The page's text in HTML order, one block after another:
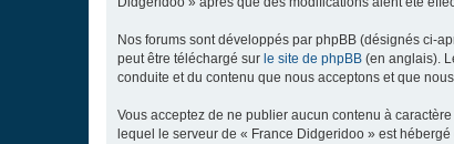
Nos forums sont développés par phpBB (désignés ci-
peut être téléchargé sur le site de phpBB (en anglais).
conduite et du contenu que nous acceptons et que
Vous acceptez de ne publier aucun contenu à
lequel le serveur de « France Didgeridoo » est